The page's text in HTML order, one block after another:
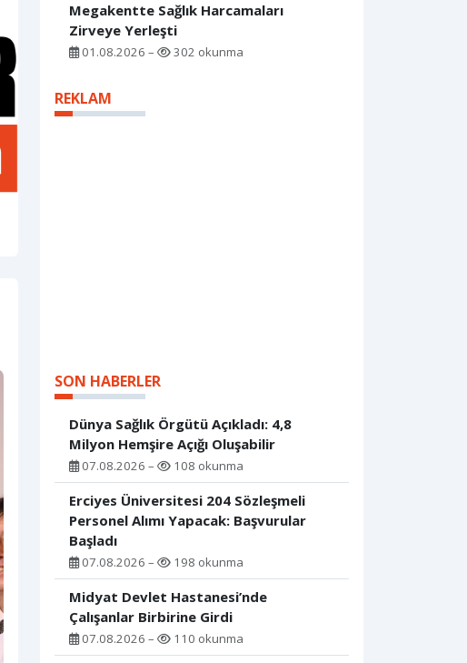
Megakentte Sağlık Harcamaları
Zirveye Yerleşti
01.08.2026 – 302 okunma
REKLAM
SON HABERLER
Dünya Sağlık Örgütü Açıkladı: 4,8
Milyon Hemşire Açığı Oluşabilir
07.08.2026 – 108 okunma
Erciyes Üniversitesi 204 Sözleşmeli
Personel Alımı Yapacak: Başvurular
Başladı
07.08.2026 – 198 okunma
Midyat Devlet Hastanesi’nde
Çalışanlar Birbirine Girdi
07.08.2026 – 110 okunma